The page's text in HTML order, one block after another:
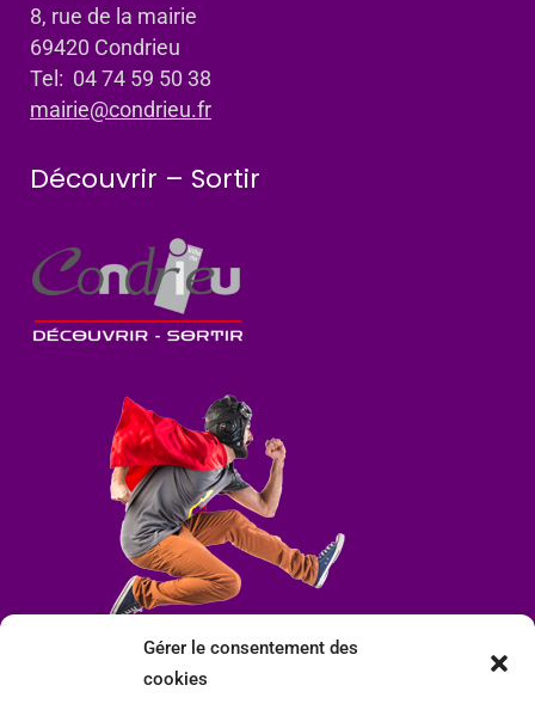
Gérer le consentement des
cookies
8, rue de la mairie
69420 Condrieu
Tel: 04 74 59 50 38
mairie@condrieu.fr
Découvrir – Sortir